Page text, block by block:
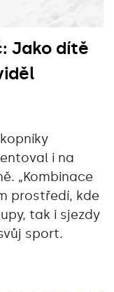
Jako dítě
i na
„Kombinace
prostředí, kde
tak i sjezdy
sport.